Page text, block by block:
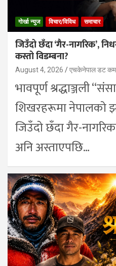
गोर्खा न्युज विचार/विविध समाचार
जिउँदो छँदा ‘गैर-नागरिक’,
कस्तो विडम्बना?
August 4, 2026 एचकेनेपाल डट कम
भावपूर्ण श्रद्धाञ्जली
शिखरहरूमा नेपालको
जिउँदो छँदा गैर-
अनि अस्ताएपछि…